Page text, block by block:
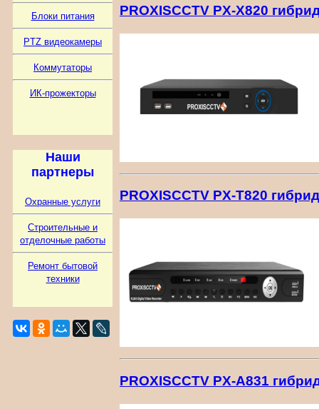
Блоки питания
PTZ видеокамеры
Коммутаторы
ИК-прожекторы
Наши
партнеры
Охранные услуги
Строительные и
отделочные работы
Ремонт бытовой
техники
PROXISCCTV PX-X820
PROXISCCTV PX-T820
PROXISCCTV PX-A831